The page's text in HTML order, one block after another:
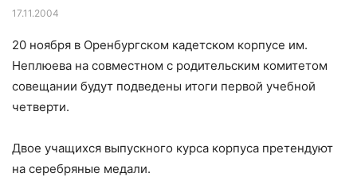
17.11.2004
20 ноября в Оренбургском кадетском корпусе им.
Неплюева на совместном с родительским комитетом
совещании будут подведены итоги первой учебной
четверти.
Двое учащихся выпускного курса корпуса претендуют
на серебряные медали.